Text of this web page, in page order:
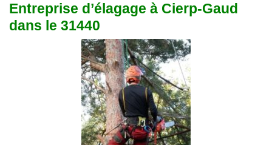
Entreprise d’élagage à Cierp-Gaud
dans le 31440